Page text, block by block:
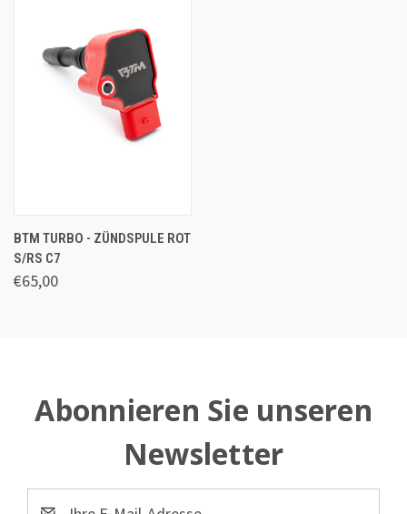
BTM TURBO - ZÜNDSPULE ROT
S/RS C7
€65,00
Abonnieren Sie unseren
Newsletter